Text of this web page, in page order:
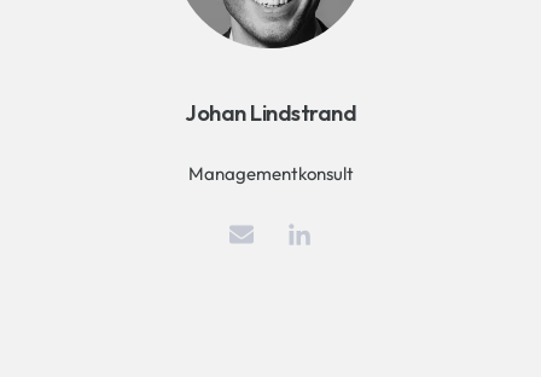
Johan Lindstrand
Managementkonsult